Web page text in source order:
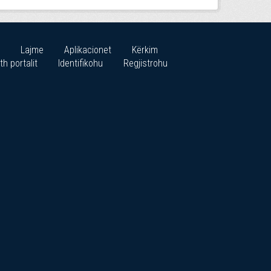
Lajme Aplikacionet
Kërkim
portalit
Identifikohu Regjistrohu